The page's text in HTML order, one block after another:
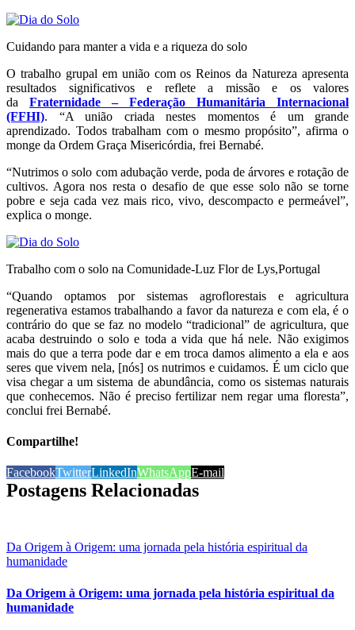
Cuidando para manter a vida e a riqueza do solo
O trabalho grupal em união com os Reinos da Natureza apresenta
resultados significativos e reflete a missão e os valores
da Fraternidade – Federação Humanitária Internacional
(FFHI). “A união criada nestes momentos é um grande
aprendizado. Todos trabalham com o mesmo propósito”, afirma o
monge da Ordem Graça Misericórdia, frei Bernabé.
“Nutrimos o solo com adubação verde, poda de árvores e rotação de
cultivos. Agora nos resta o desafio de que esse solo não se torne
pobre e seja cada vez mais rico, vivo, descompacto e permeável”,
explica o monge.
Trabalho com o solo na Comunidade-Luz Flor de Lys,Portugal
“Quando optamos por sistemas agroflorestais e agricultura
regenerativa estamos trabalhando a favor da natureza e com ela, é o
contrário do que se faz no modelo “tradicional” de agricultura, que
acaba destruindo o solo e toda a vida que há nele. Não exigimos
mais do que a terra pode dar e em troca damos alimento a ela e aos
seres que vivem nela, [nós] os nutrimos e cuidamos. É um ciclo que
visa chegar a um sistema de abundância, como os sistemas naturais
que conhecemos. Não é preciso fertilizar nem regar uma floresta”,
conclui frei Bernabé.
Compartilhe!
FacebookTwitterLinkedInWhatsAppE-mail
Postagens Relacionadas
Da Origem à Origem: uma jornada pela história espiritual da
humanidade
Da Origem à Origem: uma jornada pela história espiritual da
humanidade